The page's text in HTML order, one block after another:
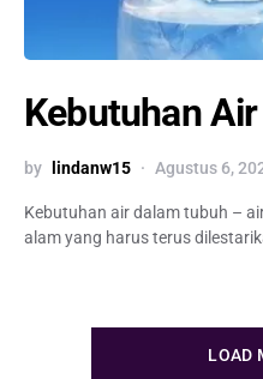
Kebutuhan
by lindanw15 Agustus 6,
Kebutuhan air dalam tubuh –
alam yang harus terus
LOAD